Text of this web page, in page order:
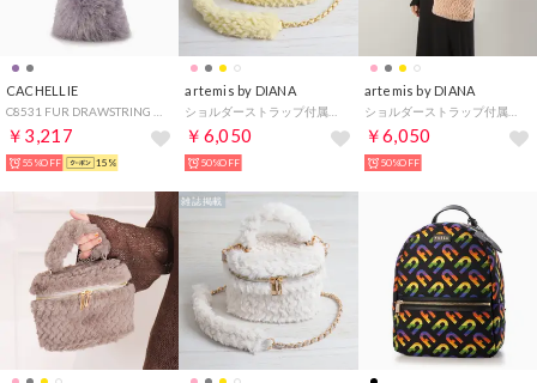
CACHELLIE
￥3,217
55%OFF 15%
artemis by DIANA
￥6,050
50%OFF
artemis by DIANA
ショルダーストラップ付属2WAY キルティングファー バニティバッグ （ピンクファー）
￥6,050
50%OFF
雑誌掲載